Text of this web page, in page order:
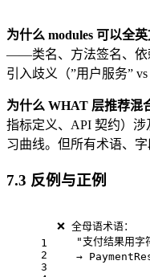
为什么 modules 可以全英
——类名、方法签名、依
引入歧义（”用户服务” vs
为什么 WHAT 层推荐混
指标定义、API 契约）
习曲线。但所有术语、字
7.3 反例与正例
1
2
3
❌ 全母语术语：
"支付结果用字
→